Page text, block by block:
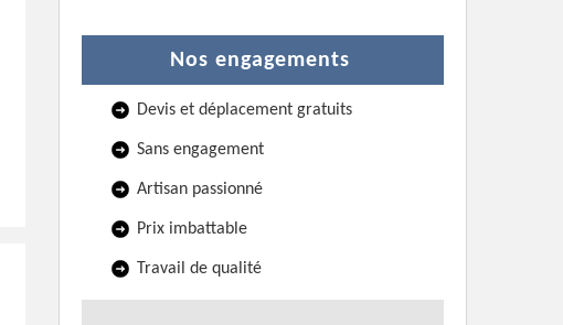
Nos engagements
Devis et déplacement gratuits
Sans engagement
Artisan passionné
Prix imbattable
Travail de qualité